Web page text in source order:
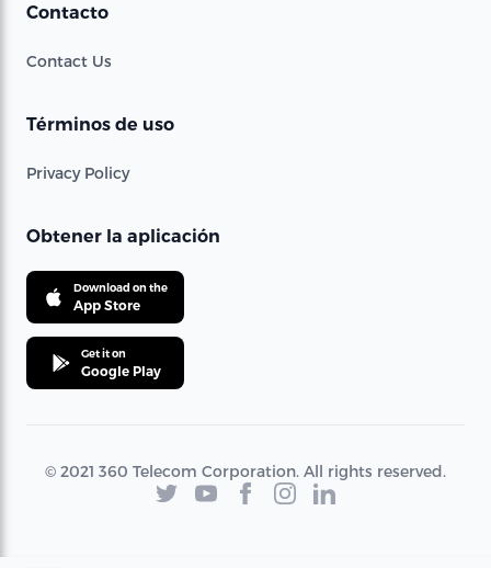
Contacto
Contact Us
Términos de uso
Privacy Policy
Obtener la aplicación
Download on the
App Store
Get it on
Google Play
© 2021 360 Telecom Corporation. All rights reserved.